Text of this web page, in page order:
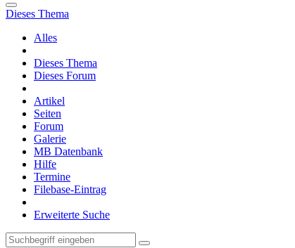
Dieses Thema
Alles
Dieses Thema
Dieses Forum
Artikel
Seiten
Forum
Galerie
MB Datenbank
Hilfe
Termine
Filebase-Eintrag
Erweiterte Suche